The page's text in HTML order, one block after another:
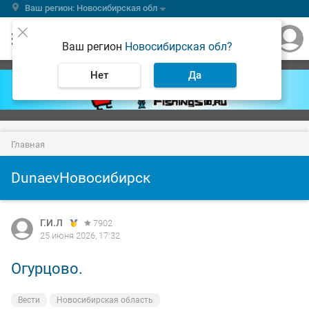
Ваш регион: Новосибирская обл
Ваш регион Новосибирская обл?
Нет Да
Главная
DunaevНовосибирск
Г.И.Л
7902
25 июня 2026, 17:32
Огурцово.
Вести Новосибирская область